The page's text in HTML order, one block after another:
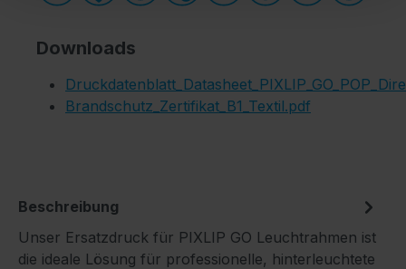
Downloads
Brandschutz_Zertifikat_B1_Textil.pdf
Beschreibung
Unser Ersatzdruck für PIXLIP GO Leuchtrahmen ist
die ideale Lösung für professionelle, hinterleuchtete